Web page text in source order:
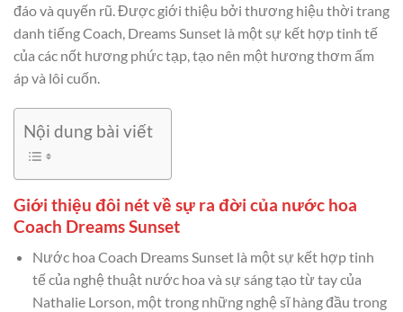
đáo và quyến rũ. Được giới thiệu bởi thương hiệu thời trang
danh tiếng Coach, Dreams Sunset là một sự kết hợp tinh tế
của các nốt hương phức tạp, tạo nên một hương thơm ấm
áp và lôi cuốn.
Nội dung bài viết
Giới thiệu đôi nét về sự ra đời của nước hoa
Coach Dreams Sunset
Nước hoa Coach Dreams Sunset là một sự kết hợp tinh
tế của nghệ thuật nước hoa và sự sáng tạo từ tay của
Nathalie Lorson, một trong những nghệ sĩ hàng đầu trong